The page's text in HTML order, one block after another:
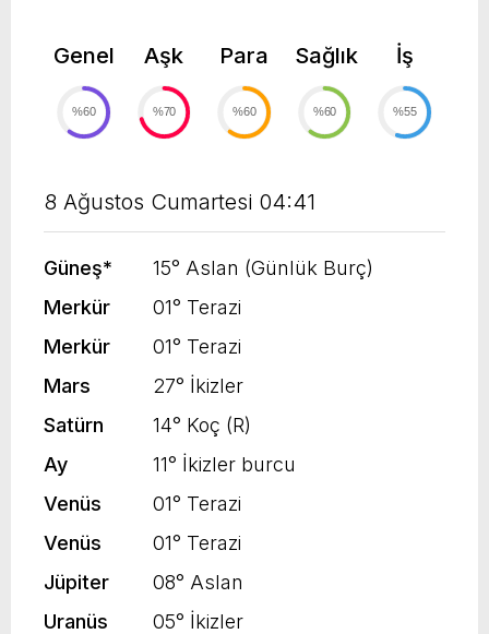
Genel
%60
Aşk
%70
Para
%60
Sağlık
%60
İş
%55
8 Ağustos Cumartesi 04:41
Güneş*
15° Aslan (Günlük Burç)
Merkür
01° Terazi
Merkür
01° Terazi
Mars
27° İkizler
Satürn
14° Koç (R)
Ay
11° İkizler burcu
Venüs
01° Terazi
Venüs
01° Terazi
Jüpiter
08° Aslan
Uranüs
05° İkizler